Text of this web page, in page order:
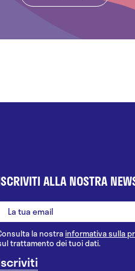
ALLA NOSTRA
la nostrainformativa sulla
trattamento dei tuoi dati.